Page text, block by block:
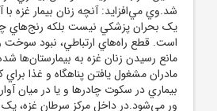
شد.وي مي‌افزايد: آنچه زنان بيمار غزه
يک بحران پزشکي نيست بلکه رنج‌هاي
است. قطع راه‌هاي ارتباطي، نبود سوخت
مانع رسيدن زنان غزه به بيمارستان‌ها
مادران مشغول يافتن پناهگاه و غذا
بيماري در سکوت چادرها و يا در ميان